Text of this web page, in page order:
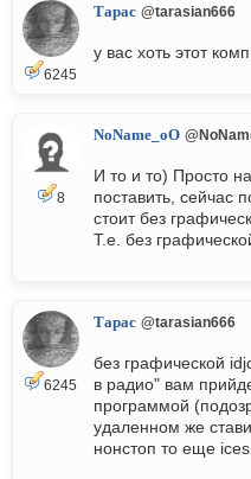
6245
Тарас @tarasian666
у вас хоть этот
8
NoName_oO
И то и то) Просто
поставить, сейчас
стоит без
Т.е. без
6245
Тарас @tarasian666
без графической
в радио" вам
программой
удаленном же
нонстоп то еще